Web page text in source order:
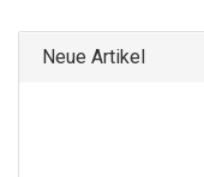
Neue Artikel